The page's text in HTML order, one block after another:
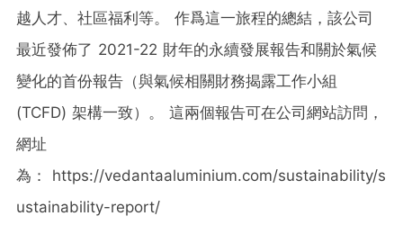
越人才、社區福利等。 作爲這一旅程的總結，該公司
最近發佈了 2021-22 財年的永續發展報告和關於氣候
變化的首份報告（與氣候相關財務揭露工作小組
(TCFD) 架構一致）。 這兩個報告可在公司網站訪問，
網址
為： https://vedantaaluminium.com/sustainability/s
ustainability-report/